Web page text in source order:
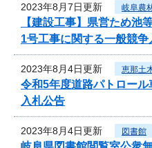
2023年8月7日更新 岐阜農
【建設工事】県営ため
1号工事に関する一般競争
2023年8月4日更新 恵那土
令和5年度道路パトロー
入札公告
2023年8月4日更新 図書館